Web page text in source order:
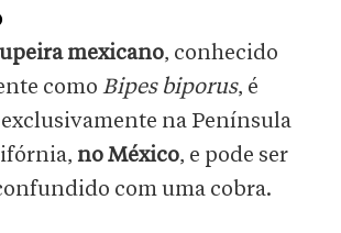
mexicano, conhecido
como Bipes biporus, é
na Península
no México, e pode ser
com uma cobra.